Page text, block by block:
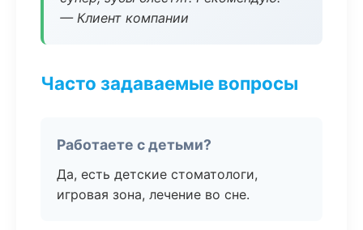
— Клиент компании
Часто задаваемые вопросы
Работаете с детьми?
Да, есть детские стоматологи,
игровая зона, лечение во сне.